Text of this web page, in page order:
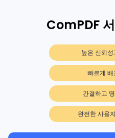
ComPDF
높은 신뢰
빠르게 배
간결하고
완전한 사용